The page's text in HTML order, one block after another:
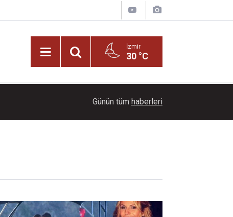
İzmir
30 °C
Başkan İlkay Çiçek tutuklandı!
Günün tüm haberleri